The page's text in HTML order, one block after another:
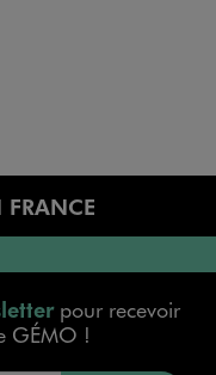
pour recevoir
GÉMO !